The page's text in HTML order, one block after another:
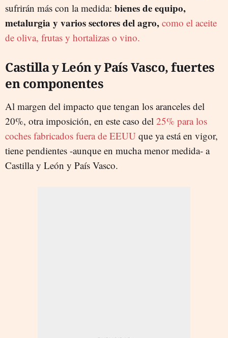
sufrirán más con la medida: bienes de equipo,
metalurgia y varios sectores del agro, como el aceite
de oliva, frutas y hortalizas o vino.
Castilla y León y País Vasco, fuertes
en componentes
Al margen del impacto que tengan los aranceles del
20%, otra imposición, en este caso del 25% para los
coches fabricados fuera de EEUU que ya está en vigor,
tiene pendientes -aunque en mucha menor medida- a
Castilla y León y País Vasco.